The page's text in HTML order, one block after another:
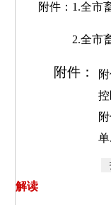
附件：1.全市畜
2.全市畜禽
附件：
单
解读